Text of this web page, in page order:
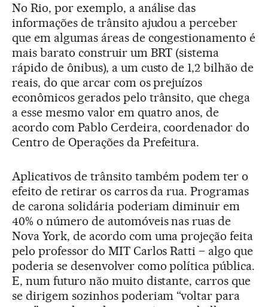
No Rio, por exemplo, a análise das
informações de trânsito ajudou a perceber
que em algumas áreas de congestionamento é
mais barato construir um BRT (sistema
rápido de ônibus), a um custo de 1,2 bilhão de
reais, do que arcar com os prejuízos
econômicos gerados pelo trânsito, que chega
a esse mesmo valor em quatro anos, de
acordo com Pablo Cerdeira, coordenador do
Centro de Operações da Prefeitura.
Aplicativos de trânsito também podem ter o
efeito de retirar os carros da rua. Programas
de carona solidária poderiam diminuir em
40% o número de automóveis nas ruas de
Nova York, de acordo com uma projeção feita
pelo professor do MIT Carlos Ratti – algo que
poderia se desenvolver como política pública.
E, num futuro não muito distante, carros que
se dirigem sozinhos poderiam “voltar para